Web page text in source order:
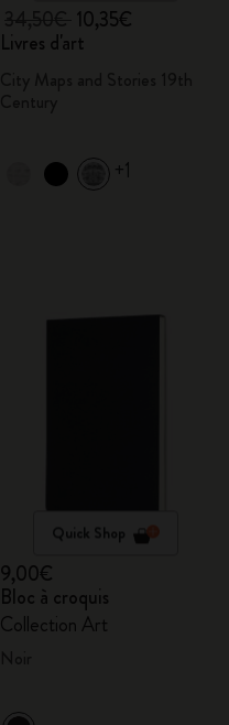
10,35€
Livres d'art
+1
Quick Shop
9,00€
Bloc à croquis
Collection Art